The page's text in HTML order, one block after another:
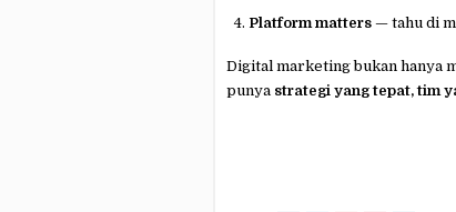
Platform matters — tahu di
Digital marketing bukan hanya
punya strategi yang tepat, tim